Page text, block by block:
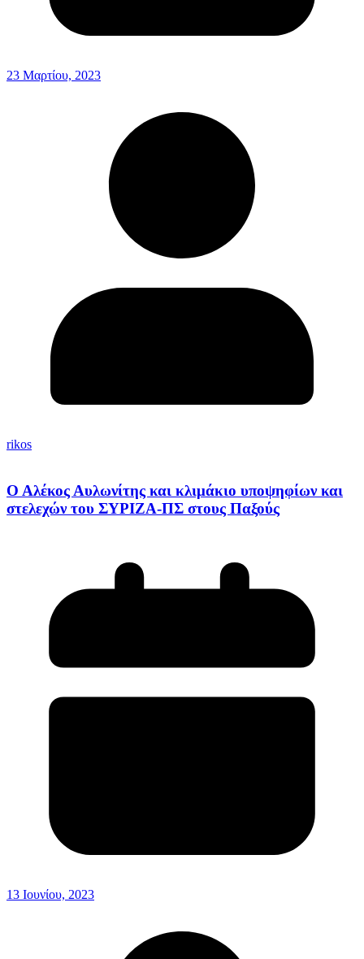
23 Μαρτίου, 2023
rikos
Ο Αλέκος Αυλωνίτης και κλιμάκιο υποψηφίων και
στελεχών του ΣΥΡΙΖΑ-ΠΣ στους Παξούς
13 Ιουνίου, 2023